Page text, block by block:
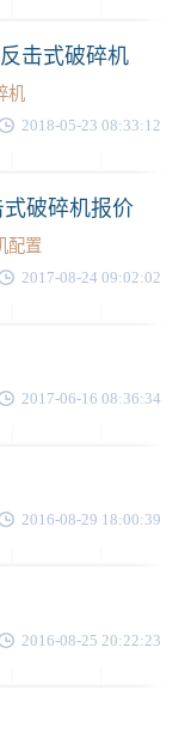
击式破碎机
机
2018-05-23 08:33:12
式破碎机报价
配置
2017-08-24 09:02:02
2017-06-16 08:36:34
2016-08-29 18:00:39
2016-08-25 20:22:23